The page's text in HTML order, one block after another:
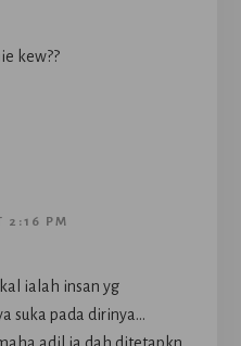
kew??
2:16 PM
ialah insan yg
suka pada dirinya…
adil ia dah ditetapkn